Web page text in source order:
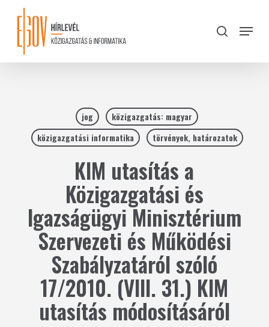
content
search
Menu
jog
közigazgatás: magyar
közigazgatási informatika
törvények, határozatok
KIM utasítás a
Közigazgatási és
Igazságügyi Minisztérium
Szervezeti és Működési
Szabályzatáról szóló
17/2010. (VIII. 31.) KIM
utasítás módosításáról
Close